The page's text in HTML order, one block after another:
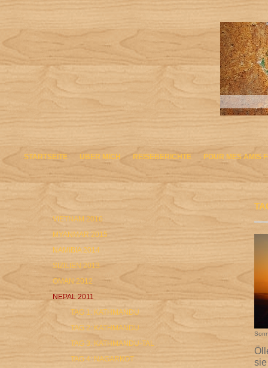
STARTSEITE ÜBER MICH REISEBERICHTE POUR MES AMIS
VIETNAM 2016
MYANMAR 2015
NAMIBIA 2014
SIZILIEN 2013
OMAN 2012
NEPAL 2011
TAG 1: KATHMANDU
TAG 2: KATHMANDU
TAG 3: KATHMANDU-TAL
TAG 4: NAGARKOT